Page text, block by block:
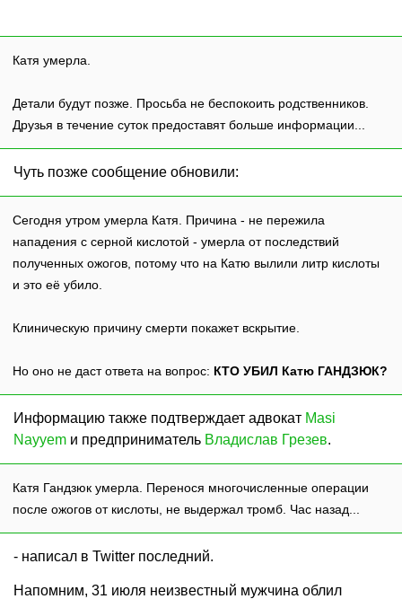
Катя умерла.
Детали будут позже. Просьба не беспокоить родственников.
Друзья в течение суток предоставят больше информации...
Чуть позже сообщение обновили:
Сегодня утром умерла Катя. Причина - не пережила
нападения с серной кислотой - умерла от последствий
полученных ожогов, потому что на Катю вылили литр кислоты
и это её убило.
Клиническую причину смерти покажет вскрытие.
Но оно не даст ответа на вопрос: КТО УБИЛ Катю ГАНДЗЮК?
Информацию также подтверждает адвокат Masi
Nayyem и предприниматель Владислав Грезев.
Катя Гандзюк умерла. Перенося многочисленные операции
после ожогов от кислоты, не выдержал тромб. Час назад...
- написал в Twitter последний.
Напомним, 31 июля неизвестный мужчина облил